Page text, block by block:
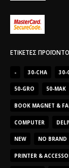
ΕΤΙΚΈΤΕΣ
- 30-CHA 30-
50-GRO 50-MAK
BOOK MAGNET &
COMPUTER
NEW NO BRAND
PRINTER &